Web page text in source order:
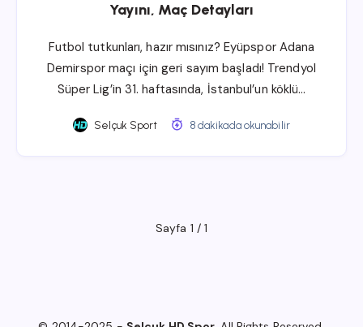
Yayını, Maç Detayları
Futbol tutkunları, hazır mısınız? Eyüpspor Adana
Demirspor maçı için geri sayım başladı! Trendyol
Süper Lig’in 31. haftasında, İstanbul’un köklü…
Selçuk Sport 8 dakikada okunabilir
Sayfa 1 / 1